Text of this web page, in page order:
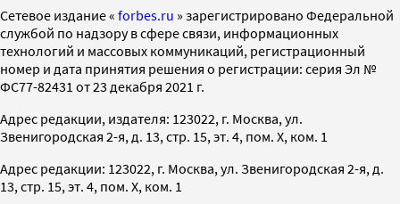
Cетевое издание « forbes.ru » зарегистрировано Федеральной
службой по надзору в сфере связи, информационных
технологий и массовых коммуникаций, регистрационный
номер и дата принятия решения о регистрации: серия Эл №
ФС77-82431 от 23 декабря 2021 г.
Адрес редакции, издателя: 123022, г. Москва, ул.
Звенигородская 2-я, д. 13, стр. 15, эт. 4, пом. X, ком. 1
Адрес редакции: 123022, г. Москва, ул. Звенигородская 2-я, д.
13, стр. 15, эт. 4, пом. X, ком. 1